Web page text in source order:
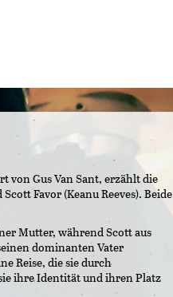
von Gus Van Sant, erzählt die
Favor (Keanu Reeves). Beide
Mutter, während Scott aus
dominanten Vater
Reise, die sie durch
ihre Identität und ihren Platz